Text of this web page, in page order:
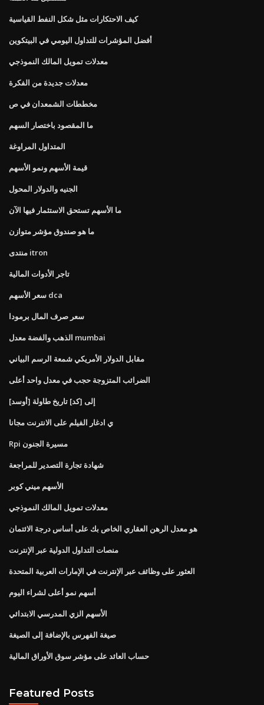
كيف الاحتكارات مثل شكل النفط القياسية
أفضل المؤشرات للتداول اليومي في البيتكوين
معدلات تمويل المالك النموذجي
معدلات جديدة من الفكرة
مخططات الشمعدان في ص
ما المقصود باختصار السهم
المتداول المراوغة
قيمة الأسهم ونمو الأسهم
الجنيه والدولار المحول
ما الأسهم تستحق الاستثمار فيها الآن
ما هو صندوق مؤشر متوازن
منتدى itron
تاجر الأدوات المالية
سعر الأسهم dca
سعر صرف المال برمودا
الذهب والفضة معدل mumbai
مقابل الدولار الأمريكي شمعة الرسم البياني
الضرائب المتزوجة حجب في معدل واحد أعلى
[أوسد] إلى [كد] تاريخ طاولة
ي ادغار الفيلم على الانترنت مجانا
Rpi مسيرة الجنون
شهادة تجارة التصدير للمراجعة
الأسهم ميني كوبر
معدلات تمويل المالك النموذجي
هو معدل الرهن العقاري الخاص بك على أساس درجة الائتمان
منصات التداول الدولية عبر الإنترنت
العثور على وظائف عبر الإنترنت في الإمارات العربية المتحدة
أسهم نمو أعلى لشراء اليوم
الأسهم الزي المدرسي الابتدائي
صيغة الفهرس بالإضافة إلى الصيغة
حساب العائد على مؤشر سوق الأوراق المالية
Featured Posts